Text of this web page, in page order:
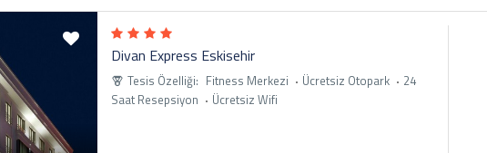
Divan Express Eskisehir
Tesis Özelliği: Fitness Merkezi Ücretsiz Otopark
24
Saat Resepsiyon
Ücretsiz Wifi